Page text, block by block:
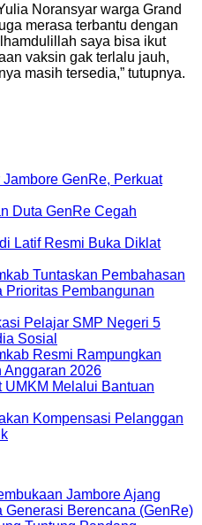
Noransyar warga Grand
merasa terbantu dengan
saya bisa ikut
vaksin gak terlalu jauh,
masih tersedia,” tutupnya.
GenRe, Perkuat
Duta GenRe Cegah
Latif Resmi Buka Diklat
Tuntaskan Pembahasan
Prioritas Pembangunan
Pelajar SMP Negeri 5
Sosial
Resmi Rampungkan
Anggaran 2026
UMKM Melalui Bantuan
Kompensasi Pelanggan